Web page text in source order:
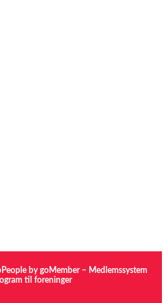
by goMember – Medlemssystem
til foreninger